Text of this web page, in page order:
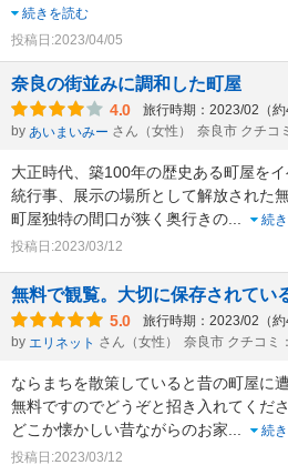
続きを読む
投稿日:2023/04/05
奈良の街並みに調和した町屋
4.0 旅行時期：2023/02（約
by あいまいみー さん（女性） 奈良市 クチコ
大正時代、築100年の歴史ある町屋を
統行事、展示の場所として解放された無
町屋独特の間口が狭く奥行きの
続
投稿日:2023/03/12
無料で観覧。大切に保存されてい
5.0 旅行時期：2023/02（約
by エリネット さん（女性） 奈良市 クチコミ
ならまちを散策していると昔の町屋に遭
無料ですのでどうぞと招き入れてくださ
どこか懐かしい昔ながらのお家
続
投稿日:2023/03/12